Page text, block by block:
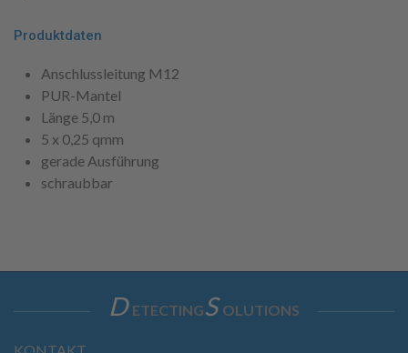
Produktdaten
Anschlussleitung M12
PUR-Mantel
Länge 5,0 m
5 x 0,25 qmm
gerade Ausführung
schraubbar
D ETECTINGS OLUTIONS